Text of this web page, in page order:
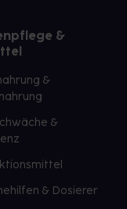
&
&
&
& Dosierer